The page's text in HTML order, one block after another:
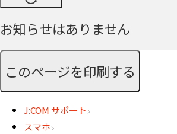
お知らせはありません
このページを印刷する
J:COM サポート
スマホ